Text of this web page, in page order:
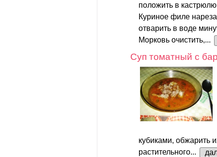
положить в
Куриное филе
отварить в воде
Морковь очистить,...
Суп томатный с
кубиками, обжарить
растительного...